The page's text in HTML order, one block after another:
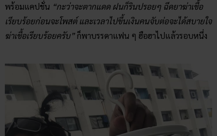
พร้อมแคปชั่น “กะว่าจะตากแดด ฝนก็รินปรอยๆ ฉีดยาฆ่าเชื้อ
เรียบร้อยก่อนจะโพสต์ และเวลาไปขึ้นเงินคนจับต่อจะได้สบายใจ
ฆ่าเชื้อเรียบร้อยครับ”ก็พาบรรดาแฟน ๆ ฮือฮาไปแล้วรอบหนึ่ง